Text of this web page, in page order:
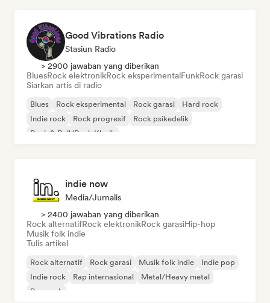
Good Vibrations Radio
Stasiun Radio
> 2900 jawaban yang diberikan
BluesRock elektronikRock eksperimentalFunkRock garasi
Siarkan artis di radio
Blues Rock eksperimental Rock garasi
Hard rock
Indie rock
Rock progresif
Rock psikedelik
Rock & Roll/Rock Klasik
indie now
Media/Jurnalis
> 2400 jawaban yang diberikan
Rock alternatifRock elektronikRock garasiHip-hop
Musik folk indie
Tulis artikel
Rock alternatif Rock garasi Musik folk indie
Indie pop
Indie rock
Rap internasional
Metal/Heavy metal
Pop rock